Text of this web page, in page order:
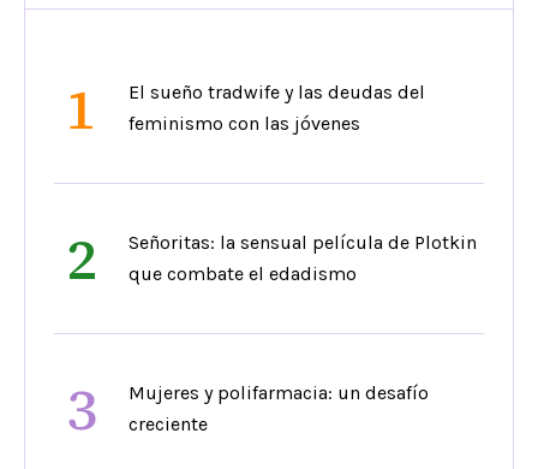
1
El sueño tradwife y las deudas del
feminismo con las jóvenes
2
Señoritas: la sensual película de Plotkin
que combate el edadismo
3
Mujeres y polifarmacia: un desafío
creciente